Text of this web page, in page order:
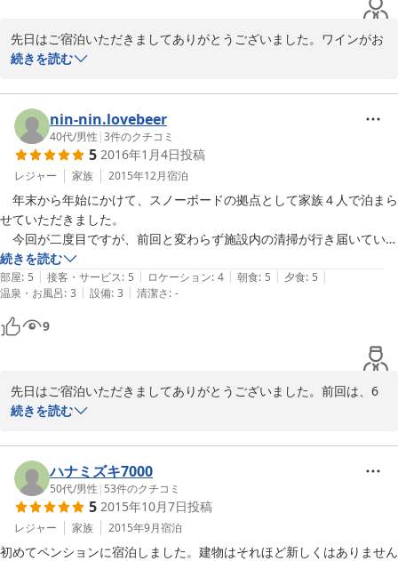
お部屋は床暖房でとても暖かったです。乾燥室もとても暖かくして頂い
帰る際ご主人がお見送りに出てくれて、写真を撮って貰えて嬉しかった
です。
先日はご宿泊いただきましてありがとうございました。ワインがお
好きなのですね。バディワインは地元猪苗代の小さな工房で作られ
す。今回のは「ルナロッサ」という品種の赤ワインでした。日本酒
は喜多方の地酒をお出ししています。今度はぜひお試しください
ね。長居も全然OKですよ。
今年は雪が少なくて、スキーシーズンも早めに終わってしまいそう
で残念です。暖かい床暖房でお待ちしていますので、また機会があ
りましたら、遊びにいらしてください。心よりお待ちしています。
2016-03-28
続きを読む
nin-nin.lovebeer
40代/男性 |3件のクチコミ
5 2016年1月4日投稿
レジャー 家族 2015年12月宿泊
年末から年始にかけて、スノーボードの拠点として家族４人で泊まら
せていただきました。
今回が二度目ですが、前回と変わらず施設内の清掃が行き届いてい
て、清潔でした。ログハウスのはハイジの家のようで何度でも泊まりた
くなる温もりのある室内で気持ち良く泊まれました。また、床暖房で部
屋全体が暖まるので、エアコンと違い乾燥しないので良かったです。
お風呂は家で入るお風呂と変わりありませんが、24時間入れるの
と、二つあるので、混雑して待つことはありませんでした。
続きを読む
部屋: 5 | 接客・サービス: 5 | ロケーション: 4 | 朝食: 5 | 夕食: 5 |
温泉・お風呂: 3 | 設備: 3 | 清潔さ: -
9
先日はご宿泊いただきましてありがとうございました。前回は、6
年前の丁度同じ日のお泊まりでしたね。お子様たちも随分大きくな
か。雪不足で心配していましたが、いらした時には何とか間に合っ
てホッとしました。ご家族で同じスポーツ楽しめるのは本当に素敵
なことですね。館内の整備やお料理も、また気に入っていただける
よう日々精進していきたいと思っております。またぜひ遊びにいら
してください。心よりお待ちしています。皆様にも宜しくお伝えく
ださいませ。
続きを読む
ハナミズキ7000
50代/男性 | 53件のクチコミ
5 2015年10月7日投稿
レジャー 家族 2015年9月宿泊
初めてペンションに宿泊しました。建物はそれほど新しくはありません